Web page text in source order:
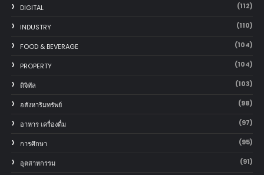
DIGITAL (112)
INDUSTRY (110)
FOOD & BEVERAGE (104)
PROPERTY (104)
ดิจิทัล (103)
อสังหาริมทรัพย์ (98)
อาหาร เครื่องดื่ม (97)
การศึกษา (95)
อุตสาหกรรม (91)